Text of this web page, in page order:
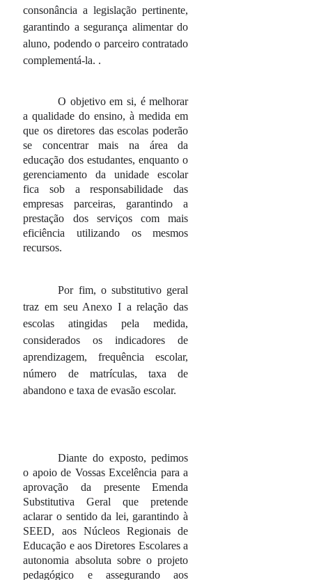
consonância a legislação pertinente,
garantindo a segurança alimentar do
aluno, podendo o parceiro contratado
complementá-la. .
O objetivo em si, é melhorar
a qualidade do ensino, à medida em
que os diretores das escolas poderão
se concentrar mais na área da
educação dos estudantes, enquanto o
gerenciamento da unidade escolar
fica sob a responsabilidade das
empresas parceiras, garantindo a
prestação dos serviços com mais
eficiência utilizando os mesmos
recursos.
Por fim, o substitutivo geral
traz em seu Anexo I a relação das
escolas atingidas pela medida,
considerados os indicadores de
aprendizagem, frequência escolar,
número de matrículas, taxa de
abandono e taxa de evasão escolar.
Diante do exposto, pedimos
o apoio de Vossas Excelência para a
aprovação da presente Emenda
Substitutiva Geral que pretende
aclarar o sentido da lei, garantindo à
SEED, aos Núcleos Regionais de
Educação e aos Diretores Escolares a
autonomia absoluta sobre o projeto
pedagógico e assegurando aos